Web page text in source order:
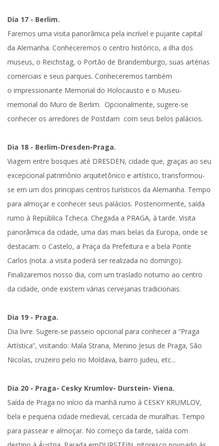
Dia 17 - Berlim.
Faremos uma visita panorâmica pela incrível e pujante capital
da Alemanha. Conheceremos o centro histórico, a ilha dos
museus, o Reichstag, o Portão de Brandemburgo, suas artérias
comerciais e seus parques. Conheceremos também
o impressionante Memorial do Holocausto e o Museu-
memorial do Muro de Berlim. Opcionalmente, sugere-se
conhecer os arredores de Postdam com seus belos palácios.
Dia 18 - Berlim-Dresden-Praga.
Viagem entre bosques até DRESDEN, cidade que, graças ao seu
excepcional patrimônio arquitetônico e artístico, transformou-
se em um dos principais centros turísticos da Alemanha. Tempo
para almoçar e conhecer seus palácios. Posteriormente, saída
rumo à República Tcheca. Chegada a PRAGA, à tarde. Visita
panorâmica da cidade, uma das mais belas da Europa, onde se
destacam: o Castelo, a Praça da Prefeitura e a bela Ponte
Carlos (nota: a visita poderá ser realizada no domingo).
Finalizaremos nosso dia, com umtraslado noturno ao centro
da cidade, onde existem várias cervejarias tradicionais.
Dia 19 - Praga.
Dia livre. Sugere-se passeio opcional para conhecer a “Praga
Artística”, visitando: Mala Strana, Menino Jesus de Praga, São
Nicolas, cruzeiro pelo rio Moldava, bairro judeu, etc...
Dia 20 - Praga- Cesky Krumlov- Durstein- Viena.
Saída de Praga no início da manhã rumo à CESKY KRUMLOV,
bela e pequena cidade medieval, cercada de muralhas. Tempo
para passear e almoçar. No começo da tarde, saída com